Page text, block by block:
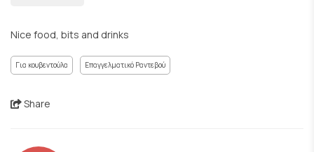
Nice food, bits and drinks
Για κουβεντούλα Επαγγελματικό Ραντεβού
Share